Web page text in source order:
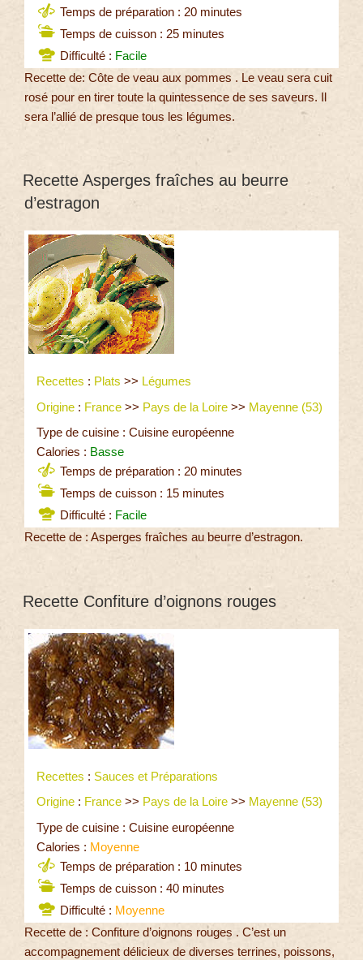
Temps de préparation : 20 minutes
Temps de cuisson : 25 minutes
Difficulté : Facile
Recette de: Côte de veau aux pommes . Le veau sera cuit
rosé pour en tirer toute la quintessence de ses saveurs. Il
sera l’allié de presque tous les légumes.
Recette Asperges fraîches au beurre
d’estragon
Recettes : Plats >> Légumes
Origine : France >> Pays de la Loire >> Mayenne (53)
Type de cuisine : Cuisine européenne
Calories : Basse
Temps de préparation : 20 minutes
Temps de cuisson : 15 minutes
Difficulté : Facile
Recette de : Asperges fraîches au beurre d’estragon.
Recette Confiture d’oignons rouges
Recettes : Sauces et Préparations
Origine : France >> Pays de la Loire >> Mayenne (53)
Type de cuisine : Cuisine européenne
Calories : Moyenne
Temps de préparation : 10 minutes
Temps de cuisson : 40 minutes
Difficulté : Moyenne
Recette de : Confiture d’oignons rouges . C’est un
accompagnement délicieux de diverses terrines, poissons,